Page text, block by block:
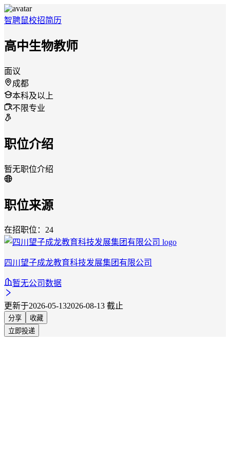
智聘鼠校招简历
高中生物教师
面议
成都
本科及以上
不限专业
职位介绍
暂无职位介绍
职位来源
在招职位：24
四川望子成龙教育科技发展集团有限公司
暂无公司数据
更新于2026-05-132026-08-13 截止
分享
收藏
立即投递